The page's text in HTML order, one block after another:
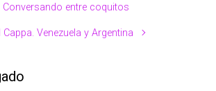
Conversando entre coquitos
Cappa. Venezuela y Argentina